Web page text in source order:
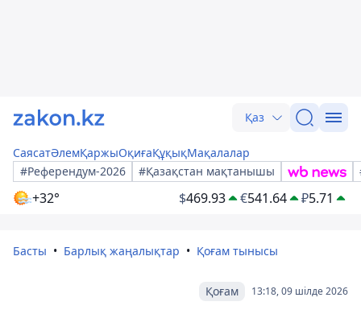
Қаз
СаясатӘлемҚаржыОқиғаҚұқықМақалалар
#Референдум-2026
#Қазақстан мақтанышы
+32° $469.93 €541.64 ₽5.71
Басты Барлық жаңалықтар Қоғам тынысы
13:18, 09 шілде 2026
Қоғам